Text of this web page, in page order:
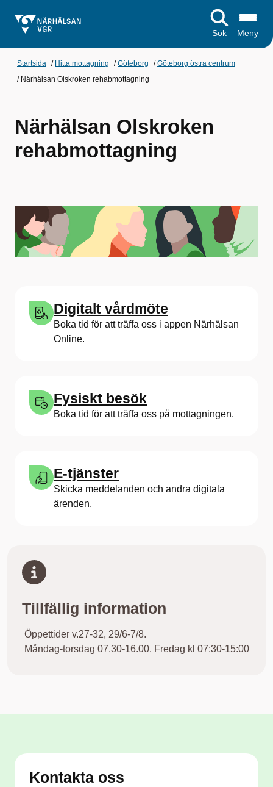
Sök Meny
Startsida / Hitta mottagning /Göteborg /Göteborg östra centrum
/ Närhälsan Olskroken rehabmottagning
Närhälsan Olskroken
rehabmottagning
Digitalt vårdmöte
Boka tid för att träffa oss i appen Närhälsan
Online.
Fysiskt besök
Boka tid för att träffa oss på mottagningen.
E-tjänster
Skicka meddelanden och andra digitala
ärenden.
Tillfällig information
Öppettider v.27-32, 29/6-7/8.
Måndag-torsdag 07.30-16.00. Fredag kl 07:30-15:00
Kontakta oss